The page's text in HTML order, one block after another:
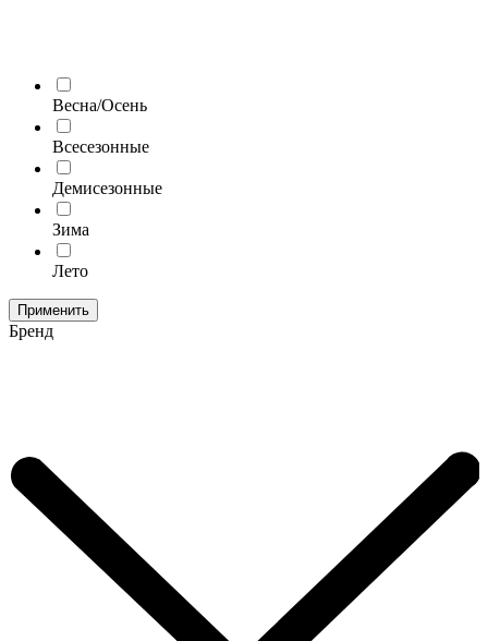
Весна/Осень
Всесезонные
Демисезонные
Зима
Лето
Применить
Бренд